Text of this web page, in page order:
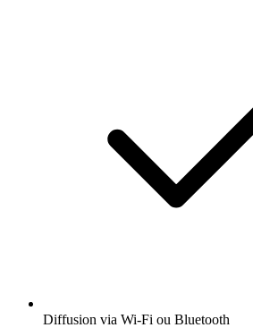
Diffusion via Wi-Fi ou Bluetooth